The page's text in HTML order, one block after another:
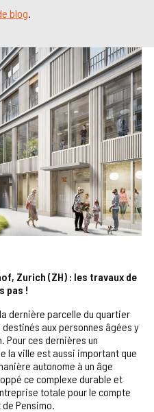
blog
Zurich (ZH) : les travaux de
pas !
dernière parcelle du quartier
destinés aux personnes âgées y
Pour ces dernières un
la ville est aussi important que
autonome à un âge
ce complexe durable et
totale pour le compte
Pensimo.